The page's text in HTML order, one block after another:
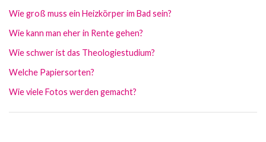
Wie groß muss ein Heizkörper im Bad sein?
Wie kann man eher in Rente gehen?
Wie schwer ist das Theologiestudium?
Welche Papiersorten?
Wie viele Fotos werden gemacht?